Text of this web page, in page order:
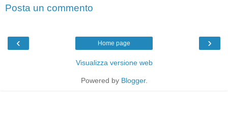
Posta un commento
‹ ›
Home page
Visualizza versione web
Powered by Blogger.